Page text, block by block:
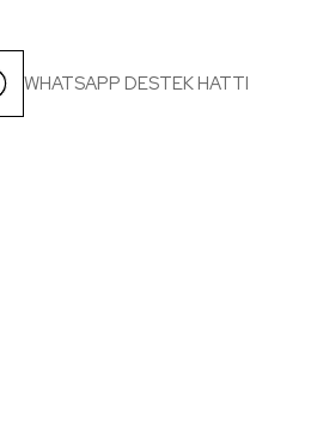
WHATSAPP DESTEK HATTI